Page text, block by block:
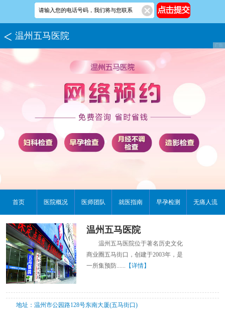
温州五马医院
首页 医院概况 医师团队 就医指南 早孕检测 无痛人流
温州五马医院
温州五马医院位于著名历史文化
商业圈五马街口，创建于2003年，是
一所集预防...... 【详情】
地址：温州市公园路128号东南大厦(五马街口)